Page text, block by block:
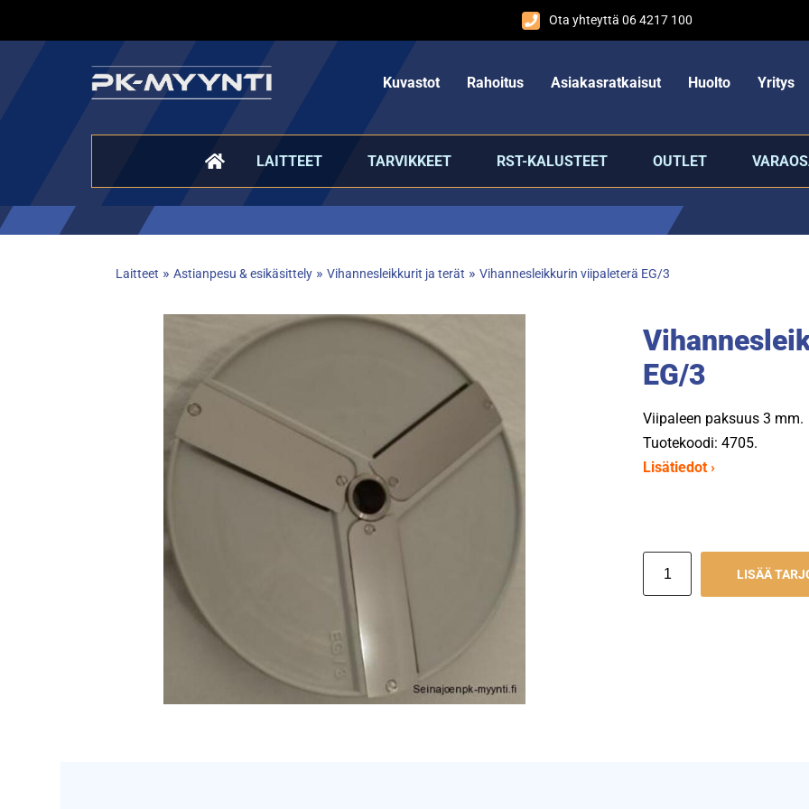
Ota yhteyttä 06 4217 100
Kuvastot Rahoitus Asiakasratkaisut Huolto Yritys
LAITTEET TARVIKKEET RST-KALUSTEET OUTLET
Laitteet » Astianpesu & esikäsittely» Vihannesleikkurit ja terät » Vihannesleikkurin viipaleterä EG/3
EG/3
Viipaleen paksuus 3 mm.
Tuotekoodi: 4705.
Lisätiedot ›
LISÄÄ